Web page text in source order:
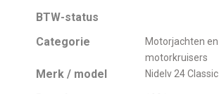
BTW-status
Categorie
Motorjachten en
motorkruisers
Merk / model Nidelv 24 Classic